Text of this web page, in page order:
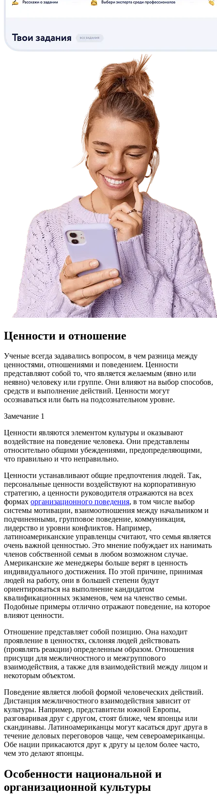
Ценности и отношение
Ученые всегда задавались вопросом, в чем разница между
ценностями, отношениями и поведением. Ценности
представляют собой то, что является желаемым (явно или
неявно) человеку или группе. Они влияют на выбор способов,
средств и выполнение действий. Ценности могут
осознаваться или быть на подсознательном уровне.
Замечание 1
Ценности являются элементом культуры и оказывают
воздействие на поведение человека. Они представлены
относительно общими убеждениями, предопределяющими,
что правильно и что неправильно.
Ценности устанавливают общие предпочтения людей. Так,
персональные ценности воздействуют на корпоративную
стратегию, а ценности руководителя отражаются на всех
формах организационного поведения, в том числе выбор
системы мотивации, взаимоотношения между начальником и
подчиненными, групповое поведение, коммуникация,
лидерство и уровни конфликтов. Например,
латиноамериканские управленцы считают, что семья является
очень важной ценностью. Это мнение побуждает их нанимать
членов собственной семьи в любом возможном случае.
Американские же менеджеры больше верят в ценность
индивидуального достижения. По этой причине, принимая
людей на работу, они в большей степени будут
ориентироваться на выполнение кандидатом
квалификационных экзаменов, чем на членство семьи.
Подобные примеры отлично отражают поведение, на которое
влияют ценности.
Отношение представляет собой позицию. Она находит
проявление в ценностях, склоняя людей действовать
(проявлять реакции) определенным образом. Отношения
присущи для межличностного и межгруппового
взаимодействия, а также для взаимодействий между лицом и
некоторым объектом.
Поведение является любой формой человеческих действий.
Дистанция межличностного взаимодействия зависит от
культуры. Например, представители южной Европы,
разговаривая друг с другом, стоят ближе, чем японцы или
скандинавы. Латиноамериканцы могут касаться друг друга в
течение деловых переговоров чаще, чем североамериканцы.
Обе нации прикасаются друг к другу ы целом более часто,
чем это делают японцы.
Особенности национальной и
организационной культуры